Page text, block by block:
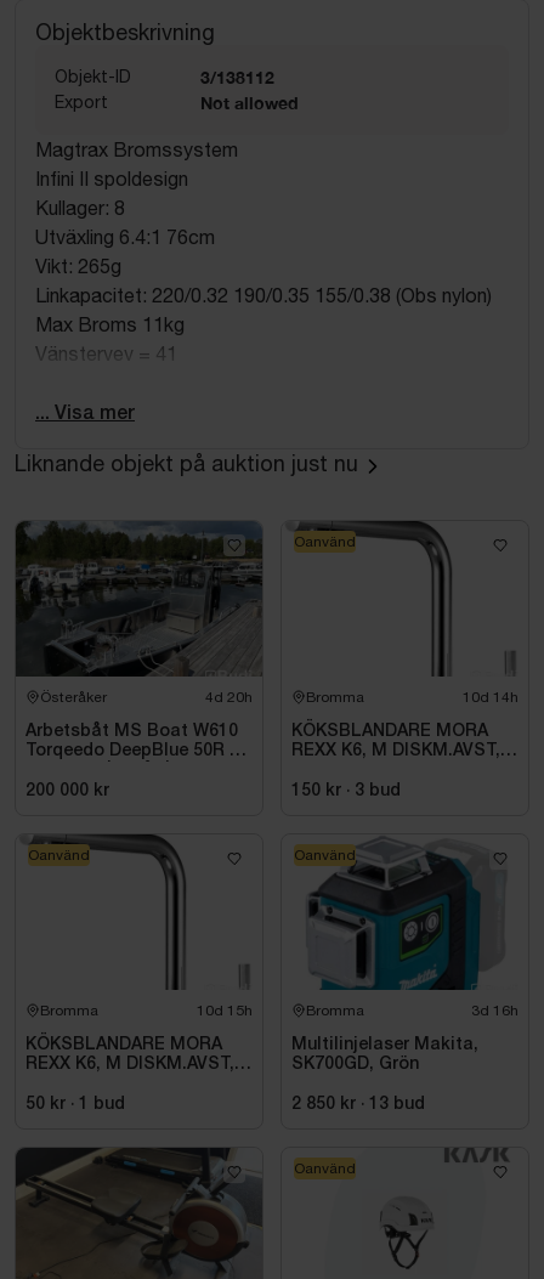
Objektbeskrivning
Objekt-ID 3/138112
Export Not allowed
Magtrax Bromssystem
Infini II spoldesign
Kullager: 8
Utväxling 6.4:1 76cm
Vikt: 265g
Linkapacitet: 220/0.32 190/0.35 155/0.38 (Obs nylon)
Max Broms 11kg
Vänstervev = 41
Originalförpackning medföljer ej.
... Visa mer
Liknande objekt på auktion just nu
Österåker 4d 20h
Arbetsbåt MS Boat W610
Torqeedo DeepBlue 50R 50
meter
200 000 kr
Bromma 10d 14h
KÖKSBLANDARE MORA
REXX K6, M DISKM.AVST,
150 kr · 3 bud
Oanvänd
Bromma 10d 15h
KÖKSBLANDARE MORA
REXX K6, M DISKM.AVST,
50 kr · 1 bud
Oanvänd
Bromma 3d 16h
Multilinjelaser Makita,
SK700GD, Grön
2 850 kr · 13 bud
Oanvänd
Oanvänd